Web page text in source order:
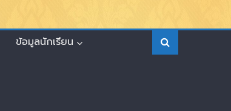
ข้อมูลนักเรียน